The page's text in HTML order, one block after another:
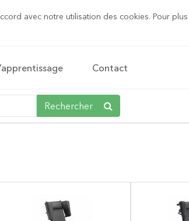
avec notre utilisation des cookies. Pour
Contact
Rechercher